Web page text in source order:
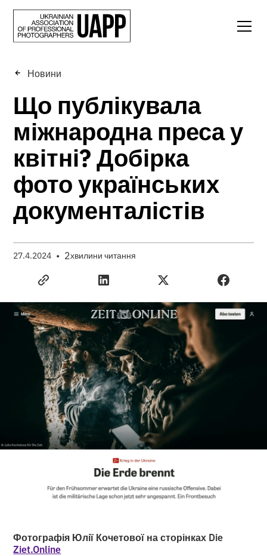
Новини
Що публікувала
міжнародна преса у
квітні? Добірка
фото українських
документалістів
27.4.2024 • 2хвилини читання
Фотографія Юлії Кочетової на сторінках Die
Ziet.Online